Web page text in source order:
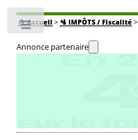
🏠Accueil > 🛂 IMPÔTS / Fiscalité>
Annonce partenaire
Toggle